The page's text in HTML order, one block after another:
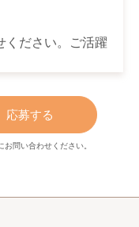
ください。ご活躍
応募する
問い合わせください。